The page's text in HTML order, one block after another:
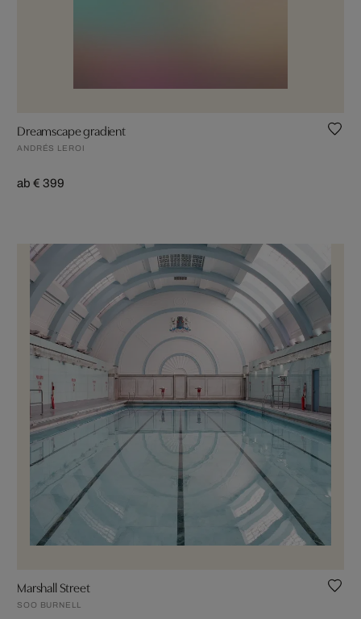
Dreamscape gradient
ANDRÉS LEROI
ab € 399
Marshall Street
SOO BURNELL